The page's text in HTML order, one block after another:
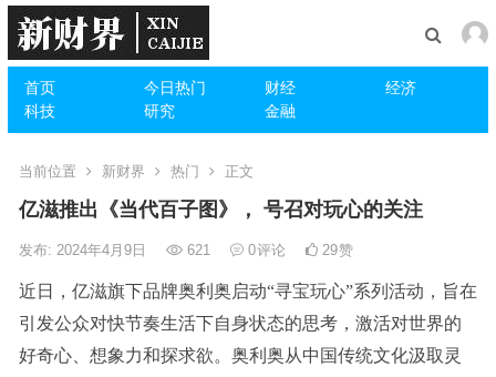
首页 今日热门 财经
经济
科技
研究 金融
当前位置 新财界 热门 正文
亿滋推出《当代百子图》， 号召对玩心的关注
发布: 2024年4月9日 621 0评论 29赞
近日，亿滋旗下品牌奥利奥启动“寻宝玩心”系列活动，旨在
引发公众对快节奏生活下自身状态的思考，激活对世界的
好奇心、想象力和探求欲。奥利奥从中国传统文化汲取灵